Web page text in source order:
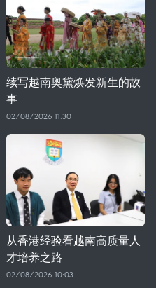
续写越南奥黛焕发新生的故
事
02/08/2026 11:30
从香港经验看越南高质量人
才培养之路
02/08/2026 10:03